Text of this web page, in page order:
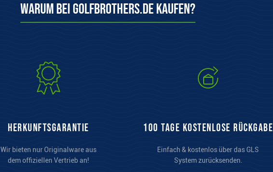
Warum bei Golfbrothers.de kaufen?
Herkunftsgarantie
Wir bieten nur Originalware aus
dem offiziellen Vertrieb an!
100 Tage kostenlose Rückgabe
Einfach & kostenlos über das GLS
System zurücksenden.